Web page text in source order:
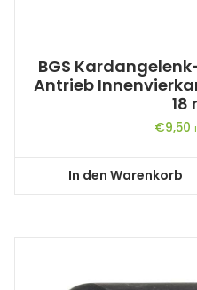
BGS
Antrieb
18
€9,50
In den Warenkorb